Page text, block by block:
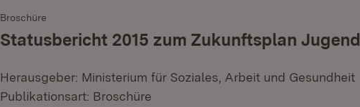
Broschüre
Statusbericht 2015 zum Zukunftsplan Jugend
Herausgeber: Ministerium für Soziales, Arbeit und Gesundheit
Publikationsart: Broschüre